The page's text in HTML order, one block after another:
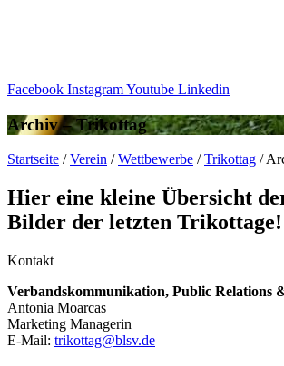
Facebook InstagramYoutube Linkedin
Archiv – Trikottag
Start­seite /Verein /Wett­be­werbe /Trikot­tag /
Hier eine kleine Über­sicht
Bilder der letz­ten Trikottage!
Kontakt
Verbands­kom­mu­ni­ka­tion, Public Rela­ti­ons
Anto­nia Moarcas
Marke­ting Managerin
E‑Mail: trikottag@​blsv.​de